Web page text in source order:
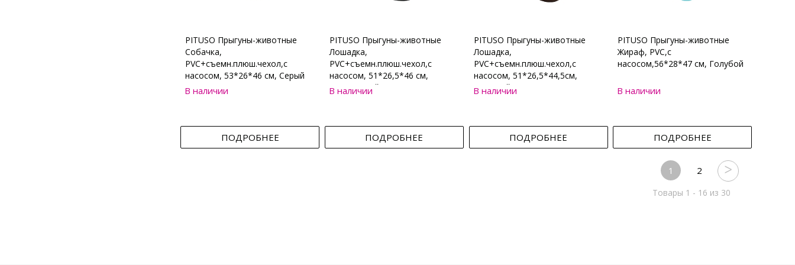
PITUSO Прыгуны-животные
Собачка,
PVC+съемн.плюш.чехол,с
насосом, 53*26*46 см, Серый
В наличии
ПОДРОБНЕЕ
PITUSO Прыгуны-животные
Лошадка,
PVC+съемн.плюш.чехол,с
насосом, 51*26,5*46 см,
Коричневый
В наличии
ПОДРОБНЕЕ
PITUSO Прыгуны-животные
Лошадка,
PVC+съемн.плюш.чехол,с
насосом, 51*26,5*44,5см,
Бежевый
В наличии
ПОДРОБНЕЕ
PITUSO Прыгуны-животные
Жираф, PVC,с
насосом,56*28*47 см, Голубой
В наличии
ПОДРОБНЕЕ
1 2
Товары 1 - 16 из 30